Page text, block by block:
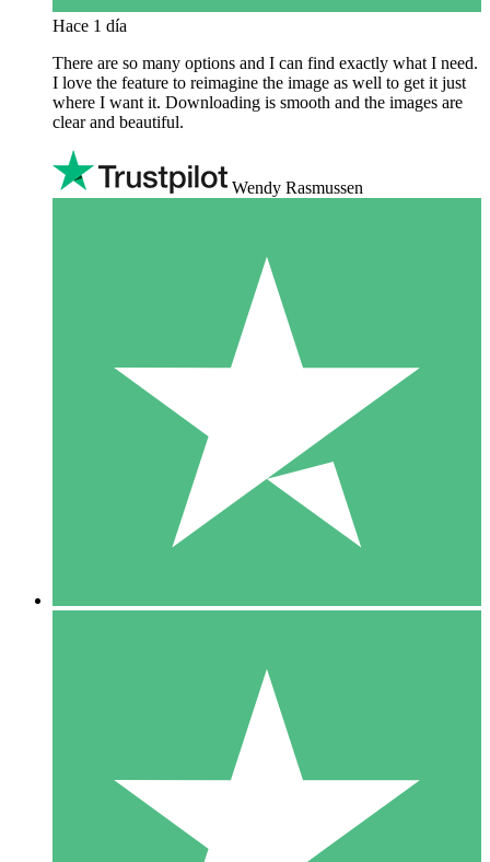
Hace 1 día
There are so many options and I can find exactly what I need.
I love the feature to reimagine the image as well to get it just
where I want it. Downloading is smooth and the images are
clear and beautiful.
Wendy Rasmussen